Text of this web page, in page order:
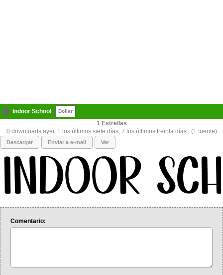
Indoor School Dollar
1
0 downloads ayer, 1 los últimos siete días, 7 los últimos treinta días | (1 fuente)
Descargar Enviar a e-mail Ver
Comentario: